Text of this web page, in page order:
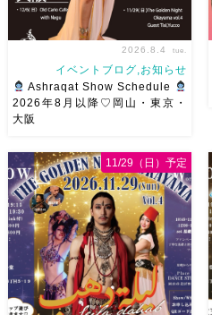
です♡皆様にお会いできますよ
うに
ご予約はメッセージく
ださい
お待ちしています
Ashraqat Show Schedule
岡山・8/22(土) […]
2026.8.4 tue.
イベントブログ,お知らせ
Ashraqat Show Schedule
2026年8月以降♡岡山・東京・
大阪
11/29（日）予定